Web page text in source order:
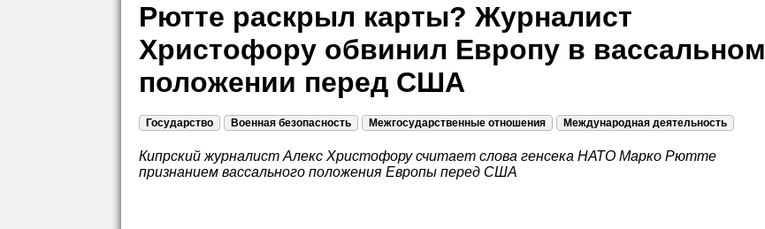
Рютте раскрыл карты? Журналист
Христофору обвинил Европу в вассальном
положении перед США
Государство Военная безопасность Межгосударственные отношения Международная деятельность
Кипрский журналист Алекс Христофору считает слова генсека НАТО Марко Рютте
признанием вассального положения Европы перед США